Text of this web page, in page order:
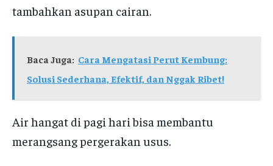
tambahkan asupan cairan.
Baca Juga: Cara Mengatasi Perut Kembung:
Solusi Sederhana, Efektif, dan Nggak Ribet!
Air hangat di pagi hari bisa membantu
merangsang pergerakan usus.